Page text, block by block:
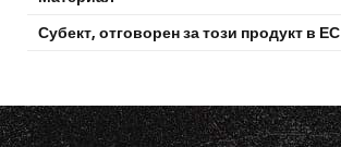
Субект, отговорен за този продукт в ЕС